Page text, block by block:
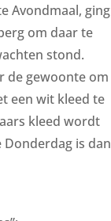
Avondmaal, ging
om daar te
stond.
de gewoonte om
een wit kleed te
kleed wordt
is dan